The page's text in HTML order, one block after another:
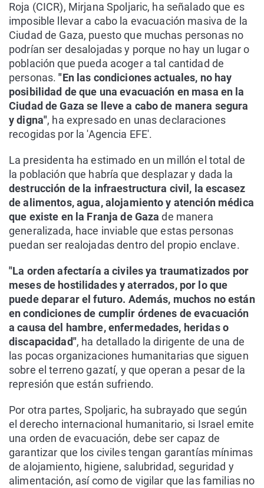
Roja (CICR), Mirjana Spoljaric, ha señalado que es
imposible llevar a cabo la evacuación masiva de la
Ciudad de Gaza, puesto que muchas personas no
podrían ser desalojadas y porque no hay un lugar o
población que pueda acoger a tal cantidad de
personas. "En las condiciones actuales, no hay
posibilidad de que una evacuación en masa en la
Ciudad de Gaza se lleve a cabo de manera segura
y digna", ha expresado en unas declaraciones
recogidas por la 'Agencia EFE'.
La presidenta ha estimado en un millón el total de
la población que habría que desplazar y dada la
destrucción de la infraestructura civil, la escasez
de alimentos, agua, alojamiento y atención médica
que existe en la Franja de Gaza de manera
generalizada, hace inviable que estas personas
puedan ser realojadas dentro del propio enclave.
"La orden afectaría a civiles ya traumatizados por
meses de hostilidades y aterrados, por lo que
puede deparar el futuro. Además, muchos no están
en condiciones de cumplir órdenes de evacuación
a causa del hambre, enfermedades, heridas o
discapacidad", ha detallado la dirigente de una de
las pocas organizaciones humanitarias que siguen
sobre el terreno gazatí, y que operan a pesar de la
represión que están sufriendo.
Por otra partes, Spoljaric, ha subrayado que según
el derecho internacional humanitario, si Israel emite
una orden de evacuación, debe ser capaz de
garantizar que los civiles tengan garantías mínimas
de alojamiento, higiene, salubridad, seguridad y
alimentación, así como de vigilar que las familias no